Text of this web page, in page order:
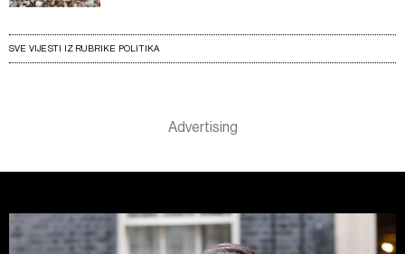
SVE VIJESTI IZ RUBRIKE POLITIKA